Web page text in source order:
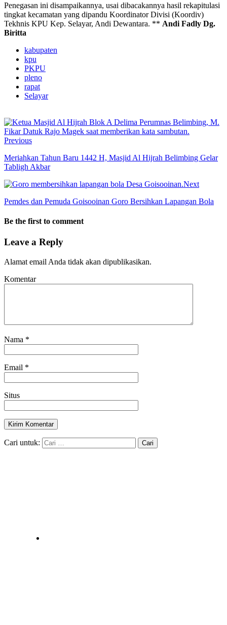
Penegasan ini disampaikannya, usai dibacakannya hasil rekapitulasi
tingkat kecamatan yang dipandu Koordinator Divisi (Koordiv)
Tekhnis KPU Kep. Selayar, Andi Dewantara. ** Andi Fadly Dg.
Biritta
kabupaten
kpu
PKPU
pleno
rapat
Selayar
Previous
Meriahkan Tahun Baru 1442 H, Masjid Al Hijrah Belimbing Gelar
Tabligh Akbar
Next
Pemdes dan Pemuda Goisooinan Goro Bersihkan Lapangan Bola
Be the first to comment
Leave a Reply
Alamat email Anda tidak akan dipublikasikan.
Komentar
Nama *
Email *
Situs
Cari untuk: